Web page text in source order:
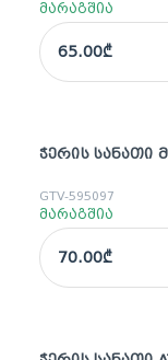
მარაგშია
65.00₾
ᲭᲔᲠᲘᲡ ᲡᲐᲜᲐᲗᲘ
GTV-595097
მარაგშია
70.00₾